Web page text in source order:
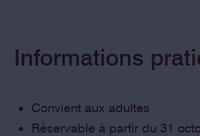
Informations
Convient aux adultes
Réservable à partir du 31